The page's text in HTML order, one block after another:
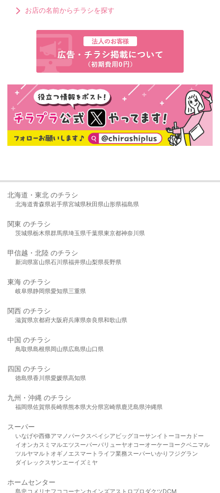
お店の名前からチラシを探す
北海道・東北 のチラシ
北海道青森県岩手県宮城県秋田県山形県福島県
関東 のチラシ
茨城県栃木県群馬県埼玉県千葉県東京都神奈川県
甲信越・北陸 のチラシ
新潟県富山県石川県福井県山梨県長野県
東海 のチラシ
岐阜県静岡県愛知県三重県
関西 のチラシ
滋賀県京都府大阪府兵庫県奈良県和歌山県
中国 のチラシ
鳥取県島根県岡山県広島県山口県
四国 のチラシ
徳島県香川県愛媛県高知県
九州・沖縄 のチラシ
福岡県佐賀県長崎県熊本県大分県宮崎県鹿児島県沖縄県
スーパー
いなげや西條アマノパークスベイシア ビッグヨーサンイトーヨーカドー
イオンカスミ マルエツスーパーバリューヤオコーオーケー ヨークベニマル
ツルヤマルト オギノ エスマート ライフ業務スーパーいかり フジグラン
ダイレックスサンエーイズミヤ
ホームセンター
島忠 コメリ ナフコ コーナンカインズアストロプロダクツDCM